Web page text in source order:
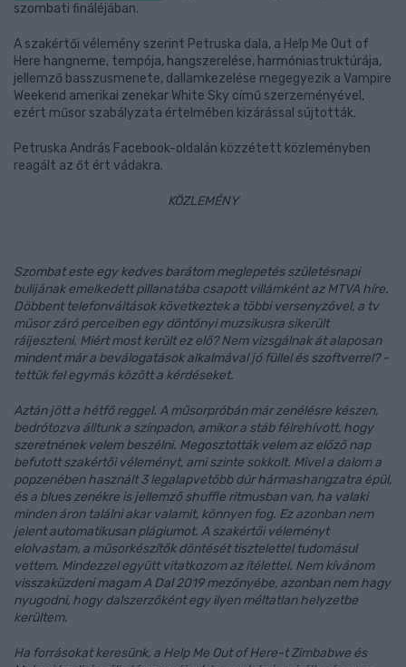
szombati fináléjában.
A szakértői vélemény szerint Petruska dala, a Help Me Out of
Here hangneme, tempója, hangszerelése, harmóniastruktúrája,
jellemző basszusmenete, dallamkezelése megegyezik a Vampire
Weekend amerikai zenekar White Sky című szerzeményével,
ezért műsor szabályzata értelmében kizárással sújtották.
Petruska András Facebook-oldalán közzétett közleményben
reagált az őt ért vádakra.
KÖZLEMÉNY
Szombat este egy kedves barátom meglepetés születésnapi
bulijának emelkedett pillanatába csapott villámként az MTVA híre.
Döbbent telefonváltások következtek a többi versenyzővel, a tv
műsor záró perceiben egy döntőnyi muzsikusra sikerült
ráijeszteni. Miért most került ez elő? Nem vizsgálnak át alaposan
mindent már a beválogatások alkalmával jó füllel és szoftverrel? -
tettük fel egymás között a kérdéseket.
Aztán jött a hétfő reggel. A műsorpróbán már zenélésre készen,
bedrótozva álltunk a színpadon, amikor a stáb félrehívott, hogy
szeretnének velem beszélni. Megosztották velem az előző nap
befutott szakértői véleményt, ami szinte sokkolt. Mivel a dalom a
popzenében használt 3 legalapvetőbb dúr hármashangzatra épül,
és a blues zenékre is jellemző shuffle ritmusban van, ha valaki
minden áron találni akar valamit, könnyen fog. Ez azonban nem
jelent automatikusan plágiumot. A szakértői véleményt
elolvastam, a műsorkészítők döntését tisztelettel tudomásul
vettem. Mindezzel együtt vitatkozom az ítélettel. Nem kívánom
visszaküzdeni magam A Dal 2019 mezőnyébe, azonban nem hagy
nyugodni, hogy dalszerzőként egy ilyen méltatlan helyzetbe
kerültem.
Ha forrásokat keresünk, a Help Me Out of Here-t Zimbabwe és